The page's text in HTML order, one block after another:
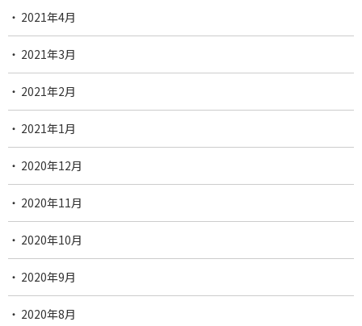
2021年4月
2021年3月
2021年2月
2021年1月
2020年12月
2020年11月
2020年10月
2020年9月
2020年8月